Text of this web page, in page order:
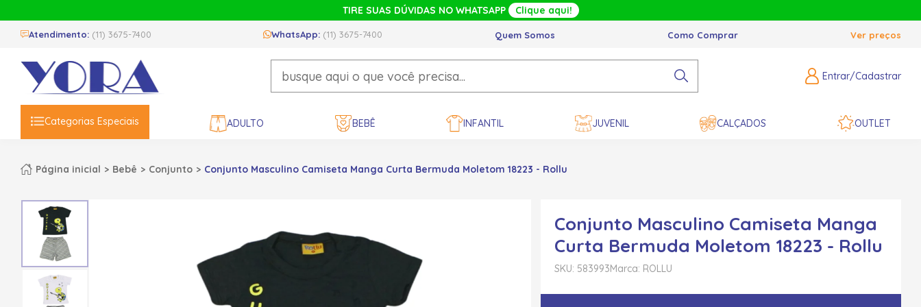
TIRE SUAS DÚVIDAS NO WHATSAPP Clique aqui!
Atendimento: (11) 3675-7400 WhatsApp: (11) 3675-7400 Quem Somos Como Comprar Ver preços
Entrar/Cadastrar
Categorias Especiais ADULTO BEBÊ INFANTIL JUVENIL CALÇADOS OUTLET
Página inicial Bebê Conjunto Conjunto Masculino Camiseta Manga Curta Bermuda Moletom 18223 - Rollu
Conjunto Masculino Camiseta Manga
Curta Bermuda Moletom 18223 - Rollu
SKU: 583993Marca: ROLLU